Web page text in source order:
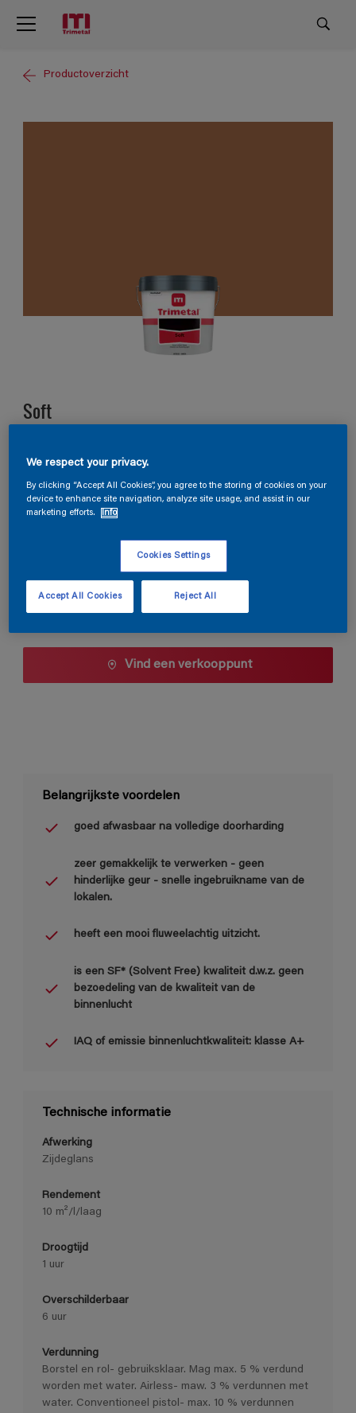
Productoverzicht
Soft
D6.35.44
Kleur wijzigen
2,5 L
Aantal Verfcalculator
Bereken
Vind een verkooppunt
Belangrijkste voordelen
goed afwasbaar na volledige doorharding
zeer gemakkelijk te verwerken - geen
hinderlijke geur - snelle ingebruikname van de
lokalen.
heeft een mooi fluweelachtig uitzicht.
is een SF* (Solvent Free) kwaliteit d.w.z. geen
bezoedeling van de kwaliteit van de
binnenlucht
IAQ of emissie binnenluchtkwaliteit: klasse A+
Technische informatie
Afwerking
Zijdeglans
Rendement
10 m²/l/laag
Droogtijd
1 uur
Overschilderbaar
6 uur
Verdunning
Borstel en rol- gebruiksklaar. Mag max. 5 % verdund
worden met water. Airless- maw. 3 % verdunnen met
water. Conventioneel pistol- max. 10 % verdunnen
We respect your privacy.
By clicking “Accept All Cookies”, you agree to the storing of cookies on your
device to enhance site navigation, analyze site usage, and assist in our
marketing efforts.
Info
Cookies Settings
Reject All
Accept All Cookies